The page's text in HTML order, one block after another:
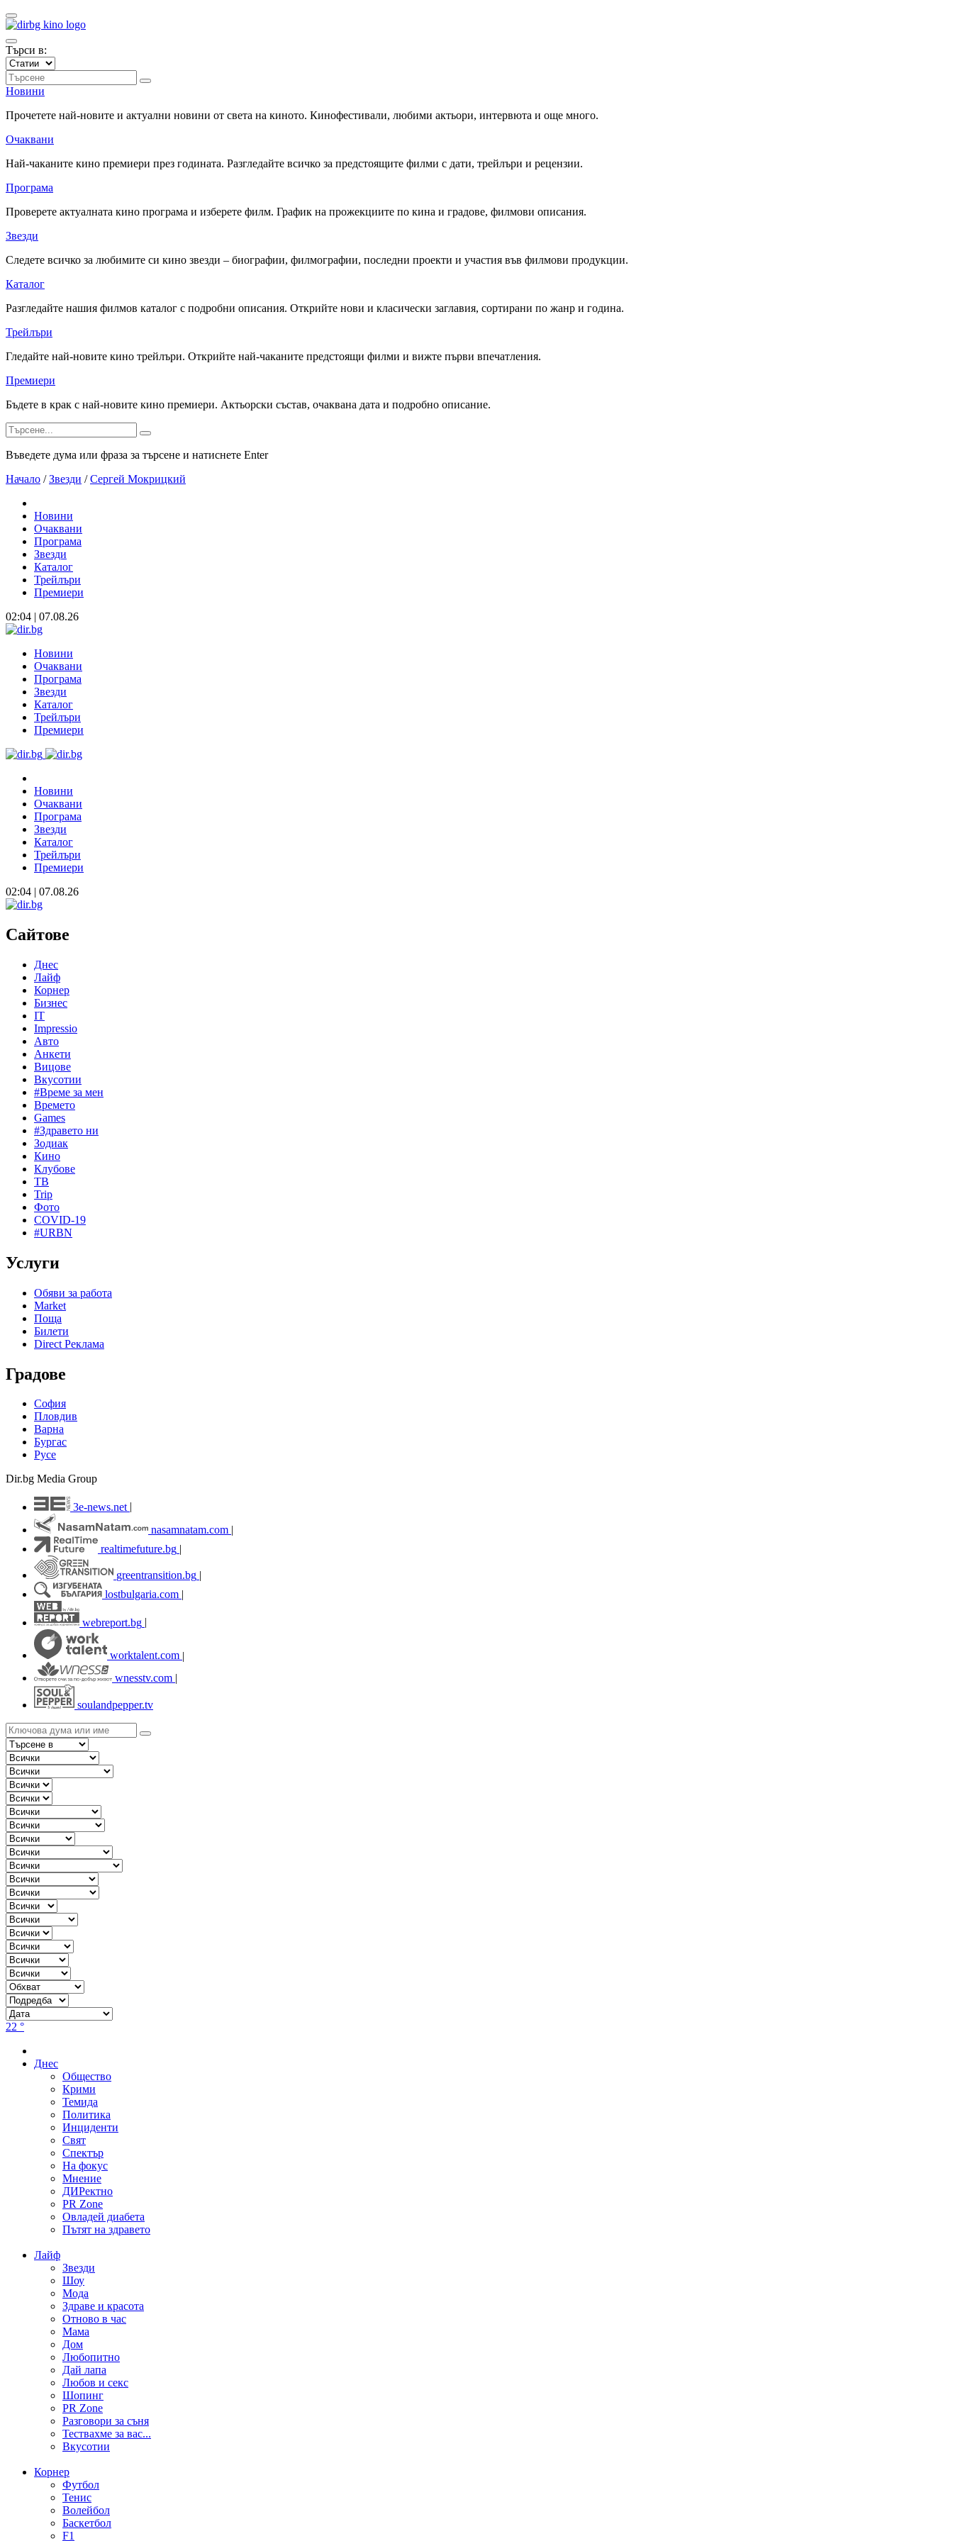
Търси в:
Новини
Прочетете най-новите и актуални новини от света на киното. Кинофестивали, любими актьори, интервюта и още много.
Очаквани
Най-чаканите кино премиери през годината. Разгледайте всичко за предстоящите филми с дати, трейлъри и рецензии.
Програма
Проверете актуалната кино програма и изберете филм. График на прожекциите по кина и градове, филмови описания.
Звезди
Следете всичко за любимите си кино звезди – биографии, филмографии, последни проекти и участия във филмови продукции.
Каталог
Разгледайте нашия филмов каталог с подробни описания. Открийте нови и класически заглавия, сортирани по жанр и година.
Трейлъри
Гледайте най-новите кино трейлъри. Открийте най-чаканите предстоящи филми и вижте първи впечатления.
Премиери
Бъдете в крак с най-новите кино премиери. Актьорски състав, очаквана дата и подробно описание.
Въведете дума или фраза за търсене и натиснете Enter
Начало / Звезди / Сергей Мокрицкий
Новини
Очаквани
Програма
Звезди
Каталог
Трейлъри
Премиери
02:04 | 07.08.26
Новини
Очаквани
Програма
Звезди
Каталог
Трейлъри
Премиери
Новини
Очаквани
Програма
Звезди
Каталог
Трейлъри
Премиери
02:04 | 07.08.26
Сайтове
Днес
Лайф
Корнер
Бизнес
IT
Impressio
Авто
Анкети
Вицове
Вкусотии
#Време за мен
Времето
Games
#Здравето ни
Зодиак
Кино
Клубове
ТВ
Trip
Фото
COVID-19
#URBN
Услуги
Обяви за работа
Market
Поща
Билети
Direct Реклама
Градове
София
Пловдив
Варна
Бургас
Русе
Dir.bg Media Group
3e-news.net
nasamnatam.com |
realtimefuture.bg |
greentransition.bg |
lostbulgaria.com |
webreport.bg
worktalent.com |
wnesstv.com |
soulandpepper.tv
22 °
Днес
Общество
Крими
Темида
Политика
Инциденти
Свят
Спектър
На фокус
Мнение
ДИРектно
PR Zone
Овладей диабета
Пътят на здравето
Лайф
Звезди
Шоу
Мода
Здраве и красота
Отново в час
Мама
Дом
Любопитно
Дай лапа
Любов и секс
Шопинг
PR Zone
Разговори за съня
Тествахме за вас...
Вкусотии
Корнер
Футбол
Тенис
Волейбол
Баскетбол
F1